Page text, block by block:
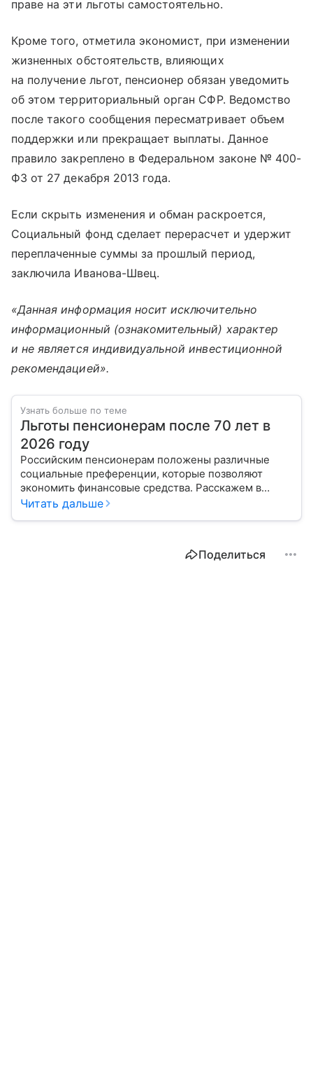
праве на эти льготы самостоятельно.
Кроме того, отметила экономист, при изменении
жизненных обстоятельств, влияющих
на получение льгот, пенсионер обязан уведомить
об этом территориальный орган СФР. Ведомство
после такого сообщения пересматривает объем
поддержки или прекращает выплаты. Данное
правило закреплено в Федеральном законе № 400-
ФЗ от 27 декабря 2013 года.
Если скрыть изменения и обман раскроется,
Социальный фонд сделает перерасчет и удержит
переплаченные суммы за прошлый период,
заключила Иванова-Швец.
«Данная информация носит исключительно
информационный (ознакомительный) характер
и не является индивидуальной инвестиционной
рекомендацией».
Узнать больше по теме
Льготы пенсионерам после 70 лет в
2026 году
Российским пенсионерам положены различные
социальные преференции, которые позволяют
экономить финансовые средства. Расскажем в
нашем материале о федеральных и региональных
Читать дальше
Поделиться